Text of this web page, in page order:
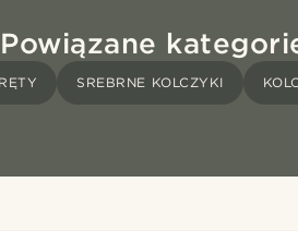
Powiązane
SREBRNE KOLCZYKI